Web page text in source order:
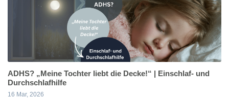
ADHS? „Meine Tochter liebt die Decke!“ | Einschlaf- und
Durchschlafhilfe
16 Mar, 2026